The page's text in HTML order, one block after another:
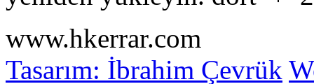
www.hkerrar.com
Tasarım: İbrahim Çevrük